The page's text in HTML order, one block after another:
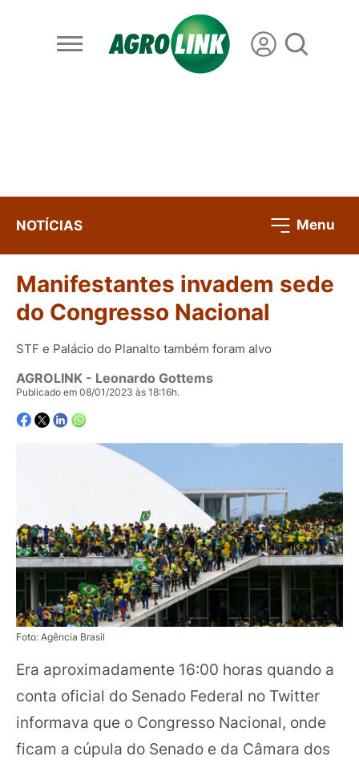
NOTÍCIAS Menu
Manifestantes invadem sede
do Congresso Nacional
STF e Palácio do Planalto também foram alvo
AGROLINK - Leonardo Gottems
Publicado em 08/01/2023 às 18:16h.
Foto: Agência Brasil
Era aproximadamente 16:00 horas quando a
conta oficial do Senado Federal no Twitter
informava que o Congresso Nacional, onde
ficam a cúpula do Senado e da Câmara dos